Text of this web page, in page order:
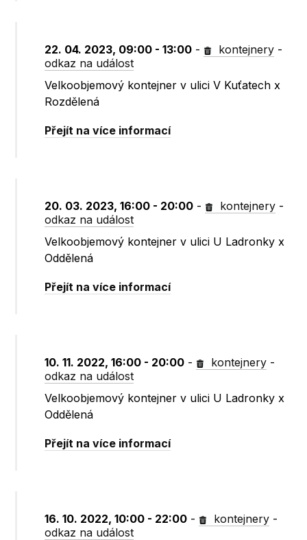
22. 04. 2023, 09:00 - 13:00 - kontejnery -
odkaz na událost
Velkoobjemový kontejner v ulici V Kuťatech x
Rozdělená
Přejít na více informací
20. 03. 2023, 16:00 - 20:00 - kontejnery -
odkaz na událost
Velkoobjemový kontejner v ulici U Ladronky x
Oddělená
Přejít na více informací
10. 11. 2022, 16:00 - 20:00 - kontejnery -
odkaz na událost
Velkoobjemový kontejner v ulici U Ladronky x
Oddělená
Přejít na více informací
16. 10. 2022, 10:00 - 22:00 - kontejnery -
odkaz na událost